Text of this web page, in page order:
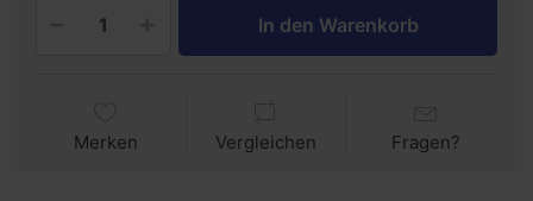
In den Warenkorb
Merken Vergleichen Fragen?